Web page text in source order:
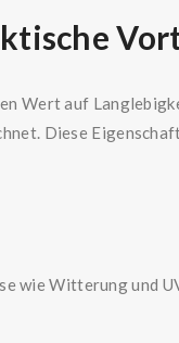
Wert auf
Diese
wie Witterung und